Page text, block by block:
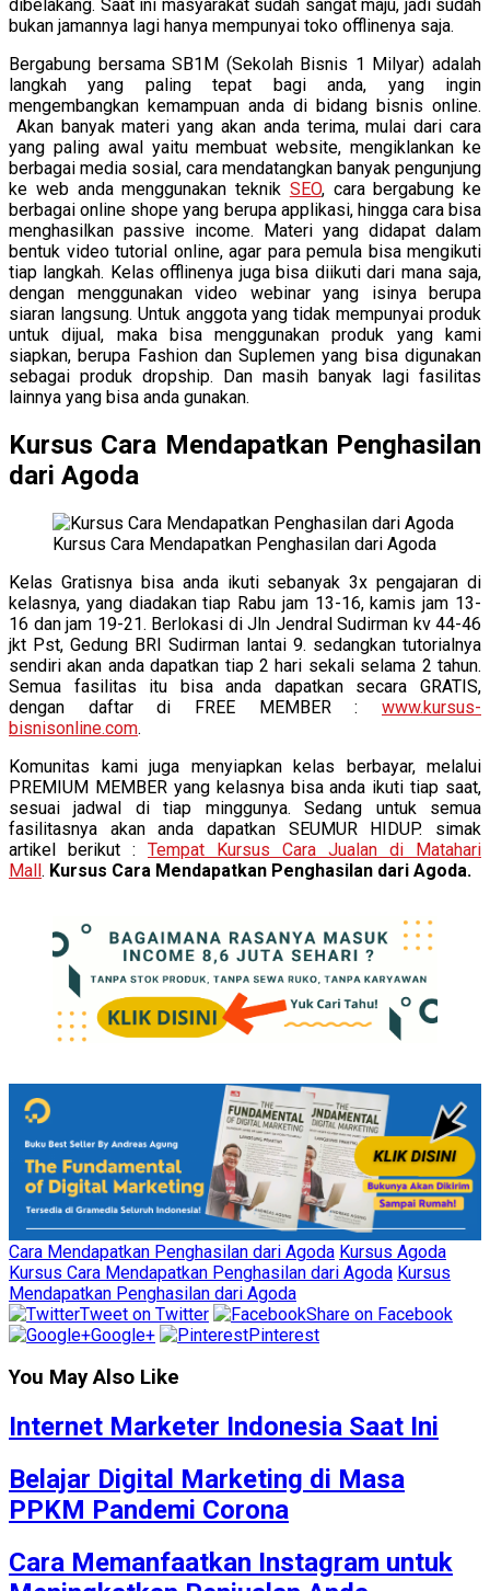
dibelakang. Saat ini masyarakat sudah sangat maju, jadi sudah
bukan jamannya lagi hanya mempunyai toko offlinenya saja.
Bergabung bersama SB1M (Sekolah Bisnis 1 Milyar) adalah
langkah yang paling tepat bagi anda, yang ingin
mengembangkan kemampuan anda di bidang bisnis online.
Akan banyak materi yang akan anda terima, mulai dari cara
yang paling awal yaitu membuat website, mengiklankan ke
berbagai media sosial, cara mendatangkan banyak pengunjung
ke web anda menggunakan teknik SEO, cara bergabung ke
berbagai online shope yang berupa applikasi, hingga cara bisa
menghasilkan passive income. Materi yang didapat dalam
bentuk video tutorial online, agar para pemula bisa mengikuti
tiap langkah. Kelas offlinenya juga bisa diikuti dari mana saja,
dengan menggunakan video webinar yang isinya berupa
siaran langsung. Untuk anggota yang tidak mempunyai produk
untuk dijual, maka bisa menggunakan produk yang kami
siapkan, berupa Fashion dan Suplemen yang bisa digunakan
sebagai produk dropship. Dan masih banyak lagi fasilitas
lainnya yang bisa anda gunakan.
Kursus Cara Mendapatkan Penghasilan
dari Agoda
Kursus Cara Mendapatkan Penghasilan dari Agoda
Kelas Gratisnya bisa anda ikuti sebanyak 3x pengajaran di
kelasnya, yang diadakan tiap Rabu jam 13-16, kamis jam 13-
16 dan jam 19-21. Berlokasi di Jln Jendral Sudirman kv 44-46
jkt Pst, Gedung BRI Sudirman lantai 9. sedangkan tutorialnya
sendiri akan anda dapatkan tiap 2 hari sekali selama 2 tahun.
Semua fasilitas itu bisa anda dapatkan secara GRATIS,
dengan daftar di FREE MEMBER : www.kursus-
bisnisonline.com.
Komunitas kami juga menyiapkan kelas berbayar, melalui
PREMIUM MEMBER yang kelasnya bisa anda ikuti tiap saat,
sesuai jadwal di tiap minggunya. Sedang untuk semua
fasilitasnya akan anda dapatkan SEUMUR HIDUP. simak
artikel berikut : Tempat Kursus Cara Jualan di Matahari
Mall. Kursus Cara Mendapatkan Penghasilan dari Agoda.
Cara Mendapatkan Penghasilan dari Agoda Kursus Agoda
Kursus Cara Mendapatkan Penghasilan dari Agoda Kursus
Mendapatkan Penghasilan dari Agoda
Tweet on Twitter
Share on Facebook
Google+
Pinterest
You May Also Like
Internet Marketer Indonesia Saat Ini
Belajar Digital Marketing di Masa
PPKM Pandemi Corona
Cara Memanfaatkan Instagram untuk